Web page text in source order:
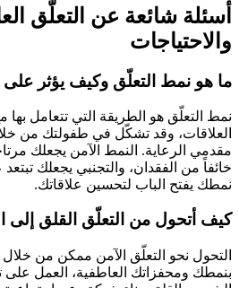
أسئلة شائعة عن التعلّق
والاحتياجات
ما هو نمط التعلّق وكيف يؤثر على
نمط التعلّق هو الطريقة التي تتعامل بها
العلاقات، وقد تشكّل في طفولتك من
مقدمي الرعاية. النمط الآمن يجعلك
خائفاً من الفقدان، والتجنبي يجعلك
نمطك يفتح الباب لتحسين علاقاتك.
كيف أتحول من التعلّق القلق إلى
التحول نحو التعلّق الآمن ممكن من
بنمطك ومحفزاتك العاطفية، العمل على